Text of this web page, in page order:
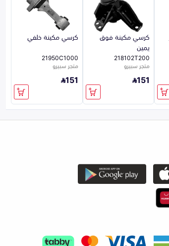
كرسي مكينة فوق
يمين
218102T200
متجر سبيرو
151
كرسي مكينة خلفي
21950C1000
متجر سبيرو
151